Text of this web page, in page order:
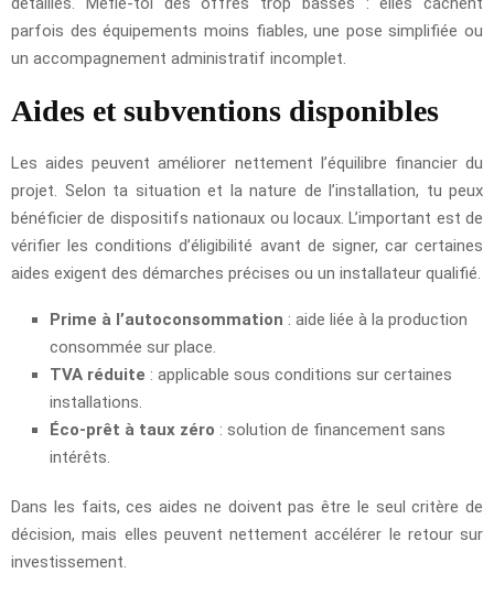
parfois des équipements moins fiables, une pose simplifiée ou
un accompagnement administratif incomplet.
Aides et subventions disponibles
Les aides peuvent améliorer nettement l’équilibre financier du
projet. Selon ta situation et la nature de l’installation, tu peux
bénéficier de dispositifs nationaux ou locaux. L’important est de
vérifier les conditions d’éligibilité avant de signer, car certaines
aides exigent des démarches précises ou un installateur qualifié.
Prime à l’autoconsommation : aide liée à la production
consommée sur place.
TVA réduite : applicable sous conditions sur certaines
installations.
Éco-prêt à taux zéro : solution de financement sans
intérêts.
Dans les faits, ces aides ne doivent pas être le seul critère de
décision, mais elles peuvent nettement accélérer le retour sur
investissement.